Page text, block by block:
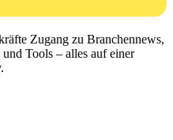
Zugang zu Branchennews,
Tools – alles auf einer